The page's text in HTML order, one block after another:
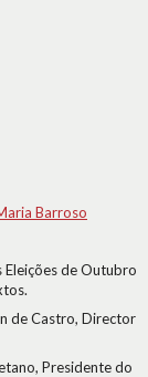
Barroso
Eleições de Outubro
de Castro, Director
Presidente do